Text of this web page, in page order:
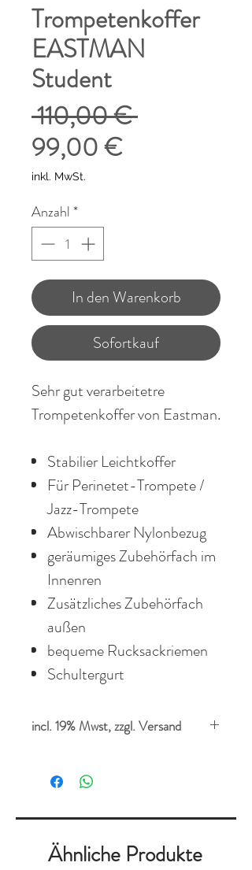
Trompetenkoffer
EASTMAN
Student
110,00 €
99,00 €
inkl. MwSt.
Anzahl *
In den Warenkorb
Sofortkauf
Sehr gut verarbeitetre
Trompetenkoffer von Eastman.
Stabilier Leichtkoffer
Für Perinetet-Trompete /
Jazz-Trompete
Abwischbarer Nylonbezug
geräumiges Zubehörfach im
Innenren
Zusätzliches Zubehörfach
außen
bequeme Rucksackriemen
Schultergurt
incl. 19% Mwst, zzgl. Versand
Ähnliche Produkte